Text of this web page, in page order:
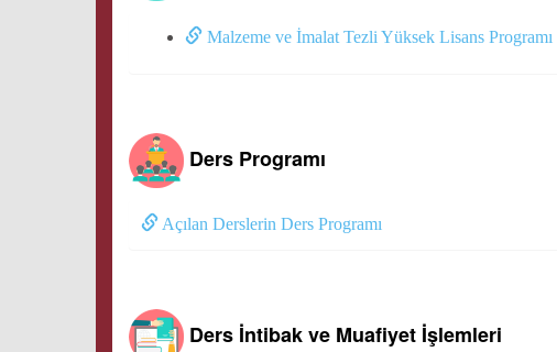
Malzeme ve İmalat Tezli Yüksek Lisans Programı
Ders Programı
Açılan Derslerin Ders Programı
Ders İntibak ve Muafiyet İşlemleri